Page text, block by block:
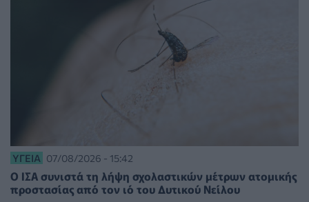
ΥΓΕΊΑ 07/08/2026 - 15:42
Ο ΙΣΑ συνιστά τη λήψη σχολαστικών μέτρων ατομικής
προστασίας από τον ιό του Δυτικού Νείλου